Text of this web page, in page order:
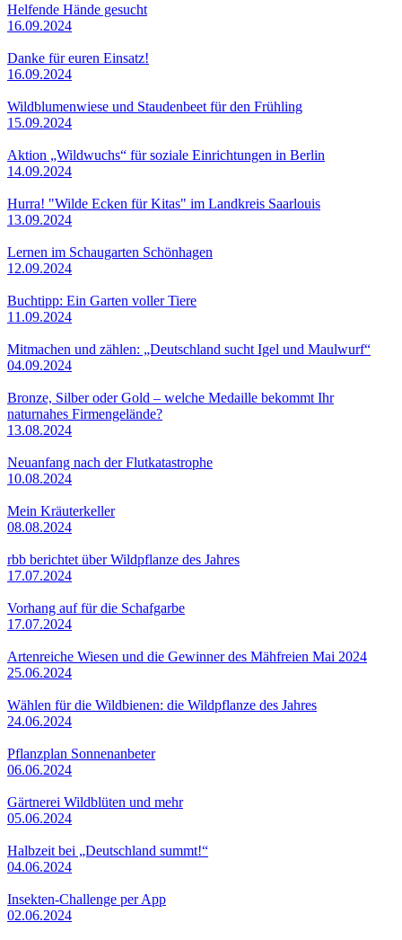
Helfende Hände gesucht
16.09.2024
Danke für euren Einsatz!
16.09.2024
Wildblumenwiese und Staudenbeet für den Frühling
15.09.2024
Aktion „Wildwuchs“ für soziale Einrichtungen in Berlin
14.09.2024
Hurra! "Wilde Ecken für Kitas" im Landkreis Saarlouis
13.09.2024
Lernen im Schaugarten Schönhagen
12.09.2024
Buchtipp: Ein Garten voller Tiere
11.09.2024
Mitmachen und zählen: „Deutschland sucht Igel und Maulwurf“
04.09.2024
Bronze, Silber oder Gold – welche Medaille bekommt Ihr
naturnahes Firmengelände?
13.08.2024
Neuanfang nach der Flutkatastrophe
10.08.2024
Mein Kräuterkeller
08.08.2024
rbb berichtet über Wildpflanze des Jahres
17.07.2024
Vorhang auf für die Schafgarbe
17.07.2024
Artenreiche Wiesen und die Gewinner des Mähfreien Mai 2024
25.06.2024
Wählen für die Wildbienen: die Wildpflanze des Jahres
24.06.2024
Pflanzplan Sonnenanbeter
06.06.2024
Gärtnerei Wildblüten und mehr
05.06.2024
Halbzeit bei „Deutschland summt!“
04.06.2024
Insekten-Challenge per App
02.06.2024